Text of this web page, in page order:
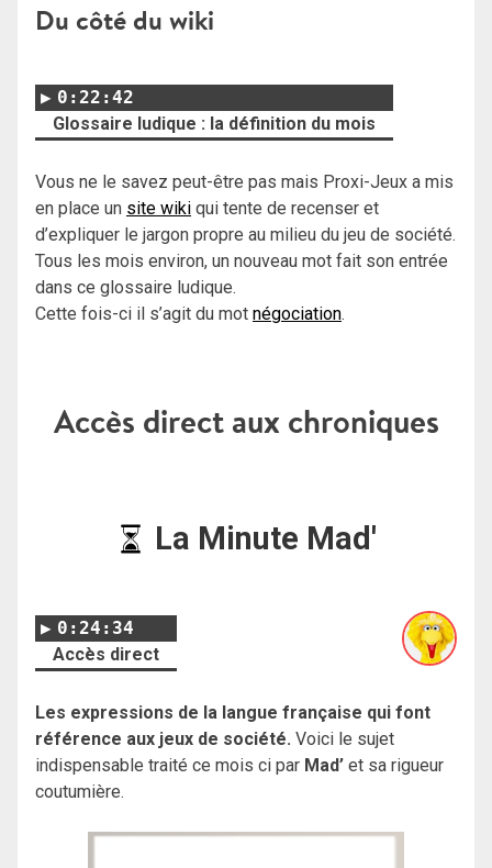
Du côté du wiki
0:22:42
Glossaire ludique : la définition du mois
Vous ne le savez peut-être pas mais Proxi-Jeux a mis
en place un site wiki qui tente de recenser et
d’expliquer le jargon propre au milieu du jeu de société.
Tous les mois environ, un nouveau mot fait son entrée
dans ce glossaire ludique.
Cette fois-ci il s’agit du mot négociation.
Accès direct aux chroniques
La Minute Mad'
0:24:34
Accès direct
Les expressions de la langue française qui font
référence aux jeux de société. Voici le sujet
indispensable traité ce mois ci par Mad’ et sa rigueur
coutumière.